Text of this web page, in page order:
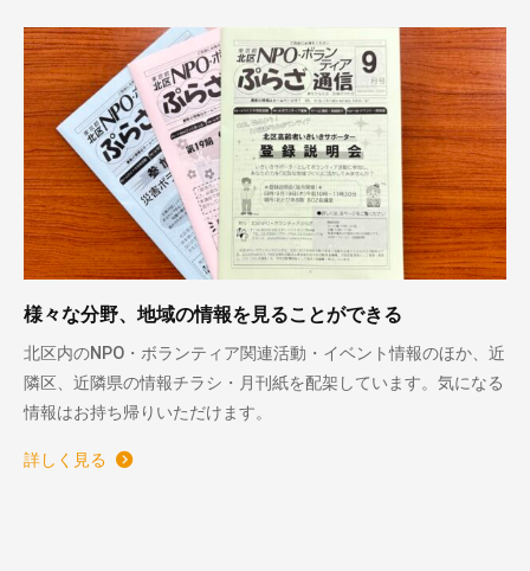
様々な分野、地域の情報を見ることができる
北区内のNPO・ボランティア関連活動・イベント情報のほか、近
隣区、近隣県の情報チラシ・月刊紙を配架しています。気になる
情報はお持ち帰りいただけます。
詳しく見る